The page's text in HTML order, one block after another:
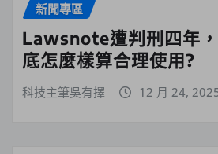
新聞專區
Lawsnote遭判刑四年
底怎麼樣算合理使用?
科技主筆吳有擇 12 月 24,